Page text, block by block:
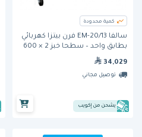
كمية محدودة
سالفا EM-20/13 فرن بيتزا كهربائي
بطابق واحد – سطحا خبز 2 × 600
34,029
توصيل مجاني
يشحن من إكويب